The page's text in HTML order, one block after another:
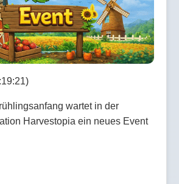
wartet in der
Harvestopia ein neues Event